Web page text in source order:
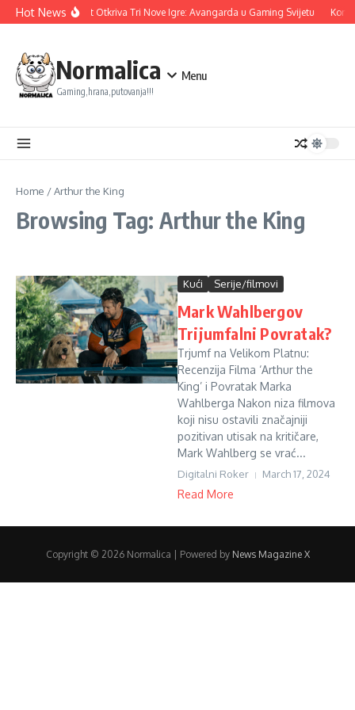
Skip to content
Hot NewsUbisoft Otkriva Tri Nove Igre: Avangarda u Gaming Svijetu
Normalica
Gaming,hrana,putovanja!!!
Menu
Home /Arthur the King
Browsing Tag: Arthur the King
Kući Serije/filmovi
Mark Wahlbergov
Trijumfalni Povratak?
Trjumf na Velikom Platnu:
Recenzija Filma ‘Arthur the
King’ i Povratak Marka
Wahlberga Nakon niza filmova
koji nisu ostavili značajniji
pozitivan utisak na kritičare,
Mark Wahlberg se vrać...
Digitalni Roker March 17, 2024
Read More
Copyright © 2026 Normalica | Powered by News Magazine X